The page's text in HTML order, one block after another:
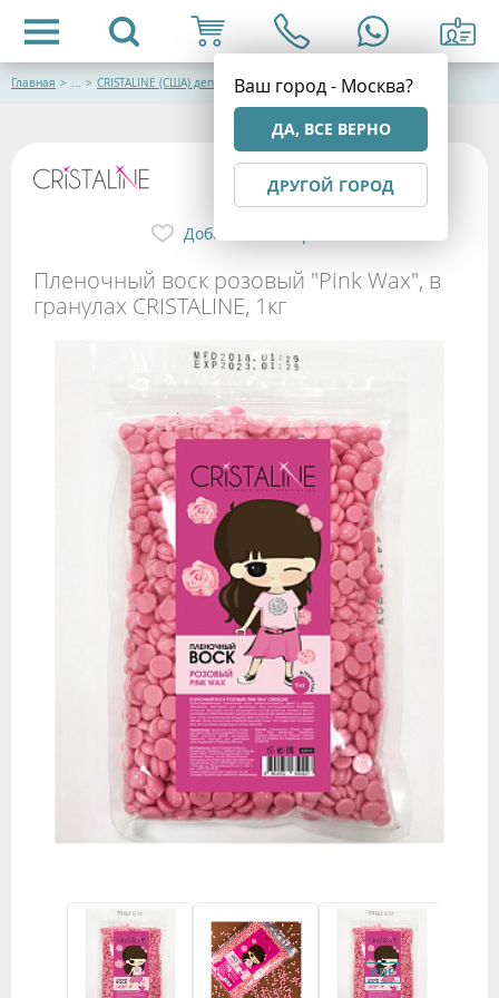
Ваш город - Москва?
ДА, ВСЕ ВЕРНО
ДРУГОЙ ГОРОД
Главная > ... > CRISTALINE (США) депиляция и парафинотерапия
Пленочный воск розовый "Pink Wax", в
гранулах CRISTALINE, 1кг
Добавить в избранное